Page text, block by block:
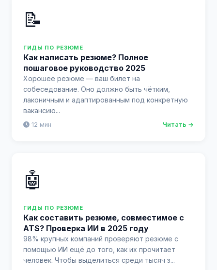
📝
ГИДЫ ПО РЕЗЮМЕ
Как написать резюме? Полное
пошаговое руководство 2025
Хорошее резюме — ваш билет на
собеседование. Оно должно быть чётким,
лаконичным и адаптированным под конкретную
вакансию...
12 мин Читать →
🤖
ГИДЫ ПО РЕЗЮМЕ
Как составить резюме, совместимое с
ATS? Проверка ИИ в 2025 году
98% крупных компаний проверяют резюме с
помощью ИИ ещё до того, как их прочитает
человек. Чтобы выделиться среди тысяч з...